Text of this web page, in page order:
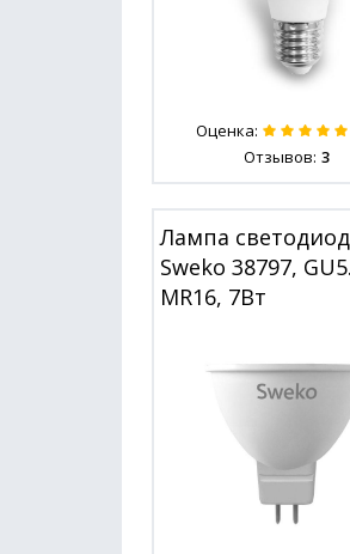
Оценка:
Отзывов: 3
Лампа
Sweko 38797,
MR16, 7Вт